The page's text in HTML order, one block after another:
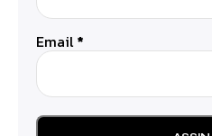
Email*